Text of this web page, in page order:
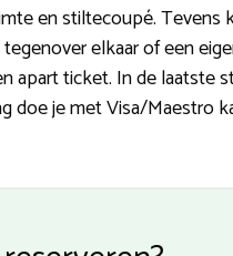
en stiltecoupé. Tevens
elkaar of een
apart ticket. In de laatste
doe je met Visa/Maestro